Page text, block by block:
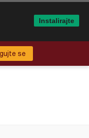
se
Instalirajte